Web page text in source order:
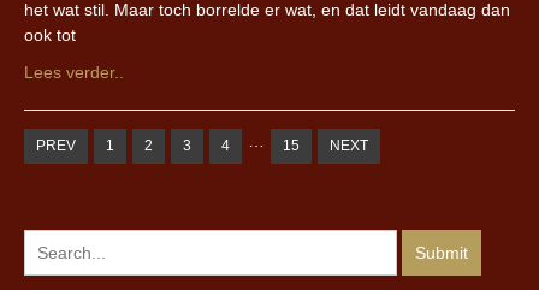
het wat stil. Maar toch borrelde er wat, en dat leidt vandaag dan
ook tot
Lees verder..
PREV 1 2 3 4 … 15 NEXT